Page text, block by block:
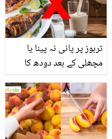
تربوز پر پانی نہ پینا یا
مچھلی کے بعد دودھ کا
سے متعلق غلط فہمیوں کی
حقیقت کیا ہے اور افواہ
کیا؟